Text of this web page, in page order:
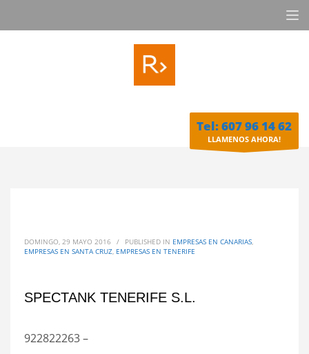
Tel: 607 96 14 62
LLAMENOS AHORA!
DOMINGO, 29 MAYO 2016 / PUBLISHED IN EMPRESAS EN CANARIAS,
EMPRESAS EN SANTA CRUZ, EMPRESAS EN TENERIFE
SPECTANK TENERIFE S.L.
922822263 –